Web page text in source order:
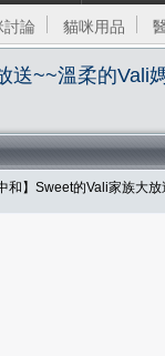
討論 貓咪用品
~~溫柔的Vali
和】Sweet的Vali家族大